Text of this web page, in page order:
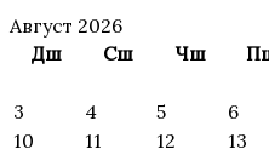
Август 2026
Дш
Сш Чш
3
4 5 6
10
11 12 13